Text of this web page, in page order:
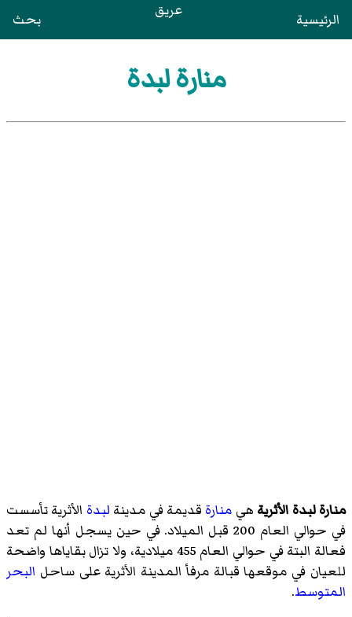
الرئيسية عريق بحث
منارة لبدة
منارة لبدة الأثرية هي منارة قديمة في مدينة لبدة الأثرية تأسست
في حوالي العام 200 قبل الميلاد. في حين يسجل أنها لم تعد
فعالة البتة في حوالي العام 455 ميلادية، ولا تزال بقاياها واضحة
للعيان في موقعها قبالة مرفأ المدينة الأثرية على ساحل البحر
المتوسط.